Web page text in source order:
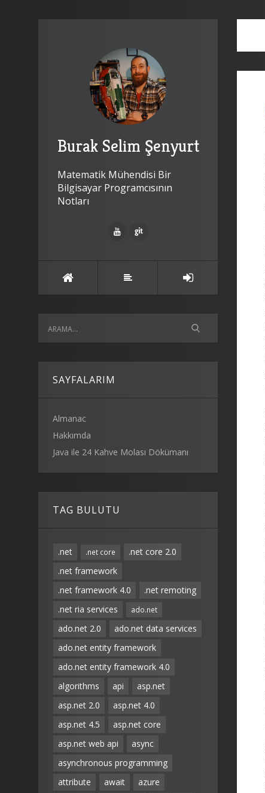
Burak Selim Şenyurt
Matematik Mühendisi Bir
Bilgisayar Programcısının
Notları
SAYFALARIM
Almanac
Hakkımda
Java ile 24 Kahve Molası Dökümanı
TAG BULUTU
.net .net core
.net core 2.0
.net framework
.net framework 4.0
.net remoting
.net ria services
ado.net
ado.net 2.0
ado.net data services
ado.net entity framework
ado.net entity framework 4.0
algorithms
api
asp.net
asp.net 2.0
asp.net 4.0
asp.net 4.5
asp.net core
asp.net web api
async
asynchronous programming
attribute
await
azure